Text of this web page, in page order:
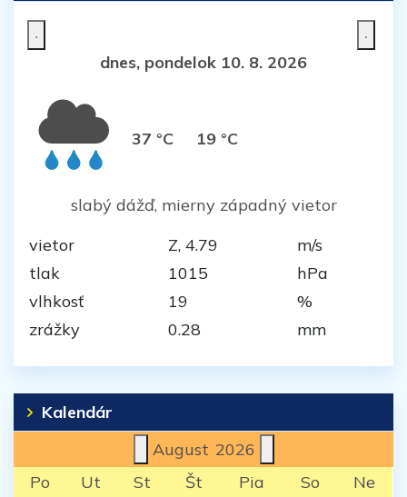
dnes, pondelok 10. 8. 2026
37 °C 19 °C
slabý dážď, mierny západný vietor
vietor
Z, 4.79
m/s
tlak
1015
hPa
vlhkosť
19
%
zrážky
0.28 mm
Kalendár
August 2026
Po
Ut St Št Pia So
Ne